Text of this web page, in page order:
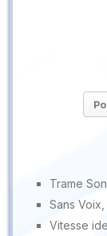
Trame
Sans
Vitesse